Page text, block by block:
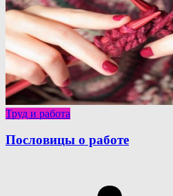
Труд и работа
Пословицы о работе